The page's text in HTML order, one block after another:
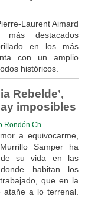
Laurent Aimard
destacados
en los más
con un amplio
históricos.
Rebelde’,
imposibles
Rondón Ch.
a equivocarme,
Samper ha
su vida en las
habitan los
que en la
a lo terrenal.